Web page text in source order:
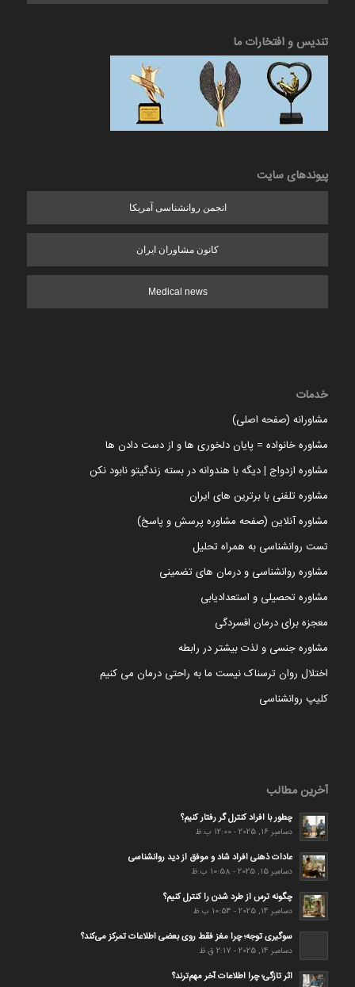
تندیس و افتخارات ما
پیوندهای سایت
انجمن روانشناسی آمریکا
کانون مشاوران ایران
Medical news
خدمات
مشاورانه (صفحه اصلی)
مشاوره خانواده = پایان دلخوری ها و از دست دادن ها
مشاوره ازدواج | دیگه با هندوانه در بسته زندگیتو نابود نکن
مشاوره تلفنی با برترین های ایران
مشاوره آنلاین (صفحه مشاوره پرسش و پاسخ)
تست روانشناسی به همراه تحلیل
مشاوره روانشناسی و درمان های تضمینی
مشاوره تحصیلی و استعدادیابی
معجزه برای درمان افسردگی
مشاوره جنسی و لذت بیشتر در رابطه
اختلال روان ترسناک نیست ما به راحتی درمان می کنیم
کلیپ روانشناسی
آخرین مطالب
چطور با افراد کنترل گر رفتار کنیم؟
دسامبر 16, 2025 - 12:00 ب.ظ
عادات ذهنی افراد شاد و موفق از دید روانشناسی
دسامبر 15, 2025 - 10:58 ب.ظ
چگونه ترس از طرد شدن را کنترل کنیم؟
دسامبر 14, 2025 - 10:54 ب.ظ
سوگیری توجه؛ چرا مغز فقط روی بعضی اطلاعات تمرکز می‌کند؟
دسامبر 14, 2025 - 2:17 ق.ظ
اثر تازگی؛ چرا اطلاعات آخر مهم‌ترند؟